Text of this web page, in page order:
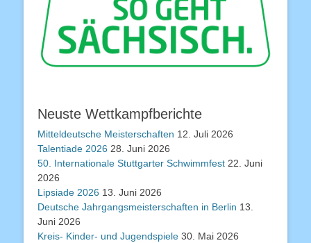
Neuste Wettkampfberichte
Mitteldeutsche Meisterschaften 12. Juli 2026
Talentiade 2026 28. Juni 2026
50. Internationale Stuttgarter Schwimmfest 22. Juni
2026
Lipsiade 2026 13. Juni 2026
Deutsche Jahrgangsmeisterschaften in Berlin 13.
Juni 2026
Kreis- Kinder- und Jugendspiele 30. Mai 2026